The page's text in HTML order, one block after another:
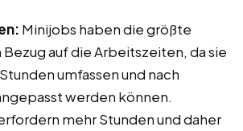
Minijobs haben die größte
auf die Arbeitszeiten, da sie
umfassen und nach
werden können.
mehr Stunden und daher